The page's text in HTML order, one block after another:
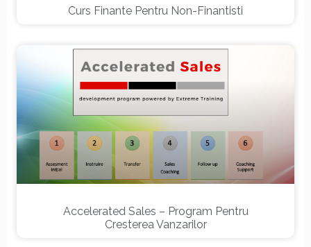
Curs Finante Pentru Non-Finantisti
Accelerated Sales – Program Pentru
Cresterea Vanzarilor